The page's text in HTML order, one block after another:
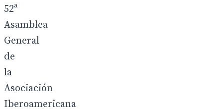
52ª
Asamblea
General
de
la
Asociación
Iberoamericana